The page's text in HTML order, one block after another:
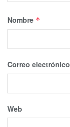
Nombre *
Correo electrónico
Web